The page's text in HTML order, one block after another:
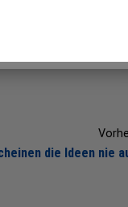
die Ideen nie